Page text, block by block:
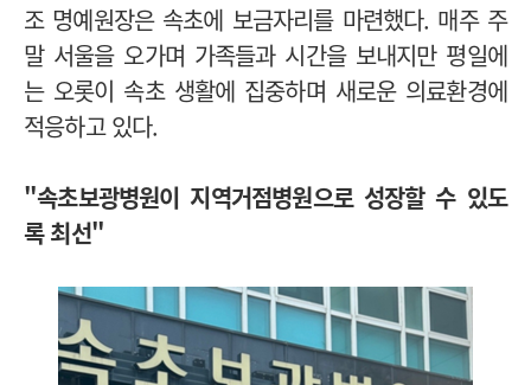
조 명예원장은 속초에 보금자리를 마련했다. 매주 주
말 서울을 오가며 가족들과 시간을 보내지만 평일에
는 오롯이 속초 생활에 집중하며 새로운 의료환경에
적응하고 있다.
"속초보광병원이 지역거점병원으로 성장할 수 있도
록 최선"